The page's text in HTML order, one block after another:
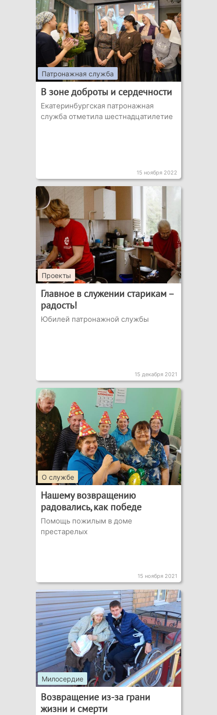
Патронажная служба
В зоне доброты и сердечности
Екатеринбургская патронажная
служба отметила шестнадцатилетие
15 ноября 2022
Проекты
Главное в служении старикам –
радость!
Юбилей патронажной службы
15 декабря 2021
О службе
Нашему возвращению
радовались, как победе
Помощь пожилым в доме
престарелых
15 ноября 2021
Милосердие
Возвращение из-за грани
жизни и смерти